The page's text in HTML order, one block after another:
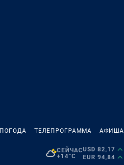
ПОГОДА ТЕЛЕПРОГРАММА АФИША
СЕЙЧАС
+14°C
USD 82,17
EUR 94,84